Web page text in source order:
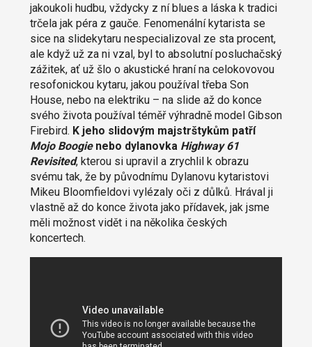
jakoukoli hudbu, vždycky z ní blues a láska k tradici
trčela jak péra z gauče. Fenomenální kytarista se
sice na slidekytaru nespecializoval ze sta procent,
ale když už za ni vzal, byl to absolutní posluchačský
zážitek, ať už šlo o akustické hraní na celokovovou
resofonickou kytaru, jakou používal třeba Son
House, nebo na elektriku – na slide až do konce
svého života používal téměř výhradně model Gibson
Firebird. K jeho slidovým majstrštykům patří
Mojo Boogienebo dylanovka Highway 61
Revisited, kterou si upravil a zrychlil k obrazu
svému tak, že by původnímu Dylanovu kytaristovi
Mikeu Bloomfieldovi vylézaly oči z důlků. Hrával ji
vlastně až do konce života jako přídavek, jak jsme
měli možnost vidět i na několika českých
koncertech.